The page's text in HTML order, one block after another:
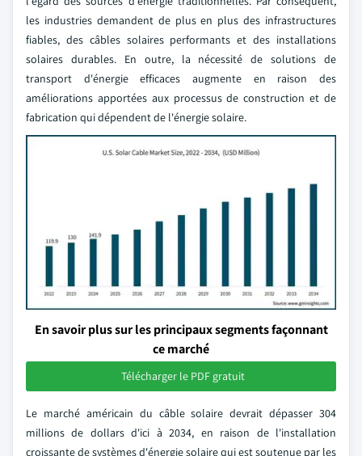
les industries demandent de plus en plus des infrastructures
fiables, des câbles solaires performants et des installations
solaires durables. En outre, la nécessité de solutions de
transport d'énergie efficaces augmente en raison des
améliorations apportées aux processus de construction et de
fabrication qui dépendent de l'énergie solaire.
En savoir plus sur les principaux segments façonnant
ce marché
Télécharger le PDF gratuit
Le marché américain du câble solaire devrait dépasser 304
millions de dollars d'ici à 2034, en raison de l'installation
croissante de systèmes d'énergie solaire qui est soutenue par les